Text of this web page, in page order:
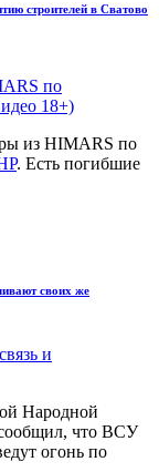
строителей в Сватово
из HIMARS по
. Есть погибшие
своих же
Народной
что ВСУ
огонь по